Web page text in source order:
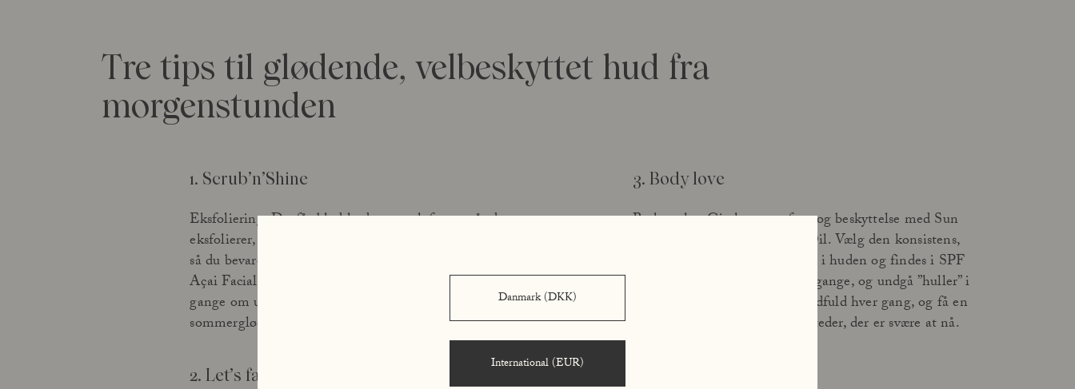
Din guide til ansigtspleje med SPF
Tre tips til glødende, velbeskyttet hud fra
morgenstunden
1. Scrub’n’Shine
Eksfoliering. Du får blød hud og smuk farve, når du
eksfolierer, før du går ud i solen. Det fornyr hudcellerne,
så du bevarer din naturlige glød længere. Massér med
Açai Facial Scrub Mask og Açai Body Scrub – ca. 1-3
gange om ugen – og skab den bedste base for din
sommerglød.
2. Let’s face it!
3. Body love
Beskyttelse. Giv kroppen fugt og beskyttelse med Sun
Body Lotion eller Sun Body Oil. Vælg den konsistens,
du kan lide. Begge smelter ind i huden og findes i SPF
15, 30 og 50. Smør dig ind to gange, og undgå ”huller” i
beskyttelsen. Brug en lille håndfuld hver gang, og få en
god ven til at hjælpe med de steder, der er svære at nå.
Danmark (DKK)
International (EUR)